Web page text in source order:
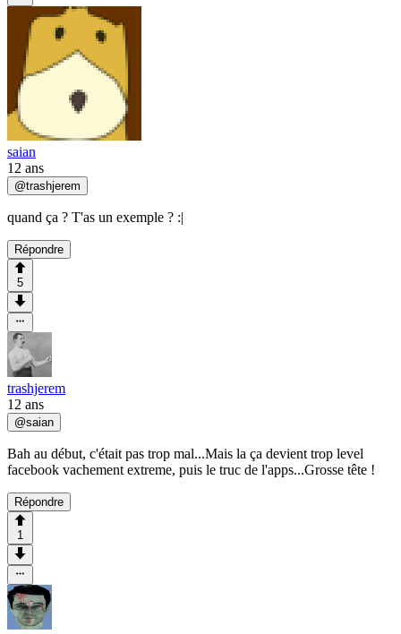
saian
12 ans
@trashjerem
quand ça ? T'as un exemple ? :|
Répondre
5
trashjerem
12 ans
@saian
Bah au début, c'était pas trop mal...Mais la ça devient trop level
facebook vachement extreme, puis le truc de l'apps...Grosse tête !
Répondre
1